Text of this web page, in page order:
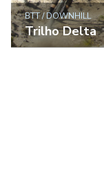
BTT / DOWNHILL
Trilho Delta